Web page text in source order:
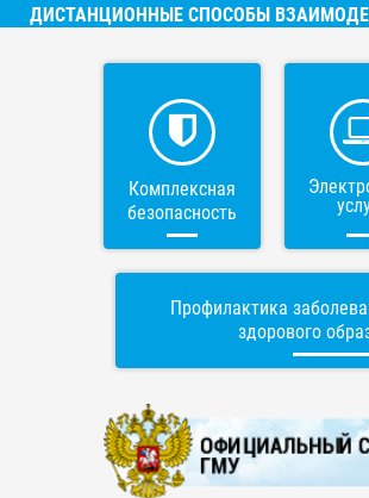
ДИСТАНЦИОННЫЕ СПОСОБЫ
Комплексная
безопасность
Профилактика
здорового